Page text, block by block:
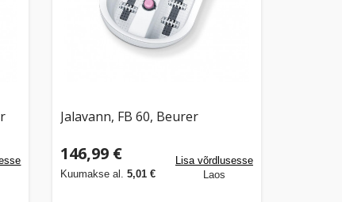
Jalavann, FB 60, Beurer
146,99 €
Kuumakse al.5,01 €
Lisa võrdlusesse
Laos